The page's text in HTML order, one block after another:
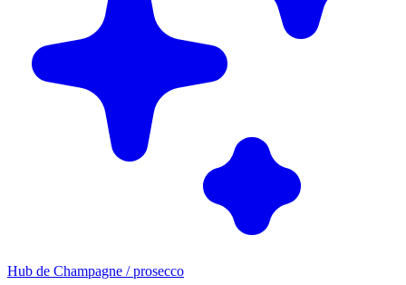
Hub de Champagne / prosecco